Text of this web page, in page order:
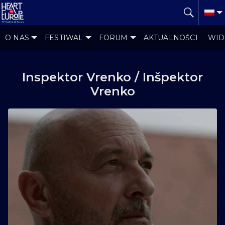
O NAS FESTIWAL FORUM AKTUALNOŚCI
Inspektor Vrenko / Inšpektor
Vrenko